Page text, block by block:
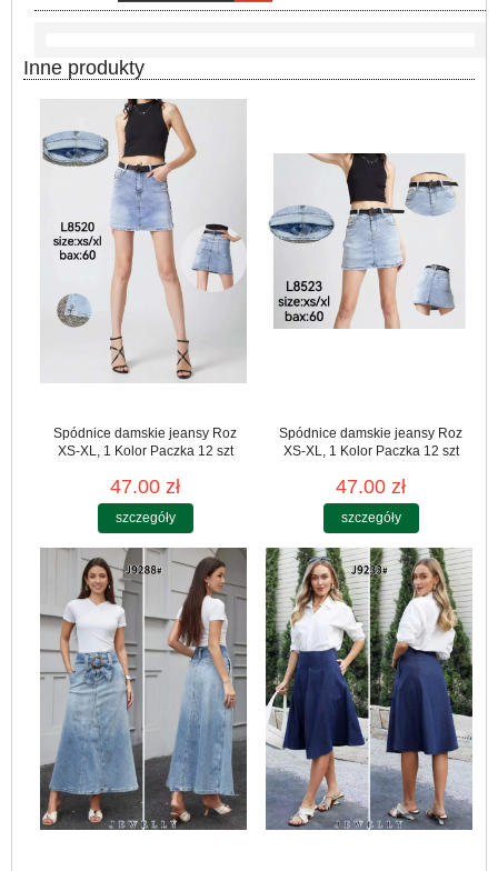
Inne produkty
Spódnice damskie jeansy Roz
XS-XL, 1 Kolor Paczka 12 szt
47.00 zł
szczegóły
Spódnice damskie jeansy Roz
XS-XL, 1 Kolor Paczka 12 szt
47.00 zł
szczegóły